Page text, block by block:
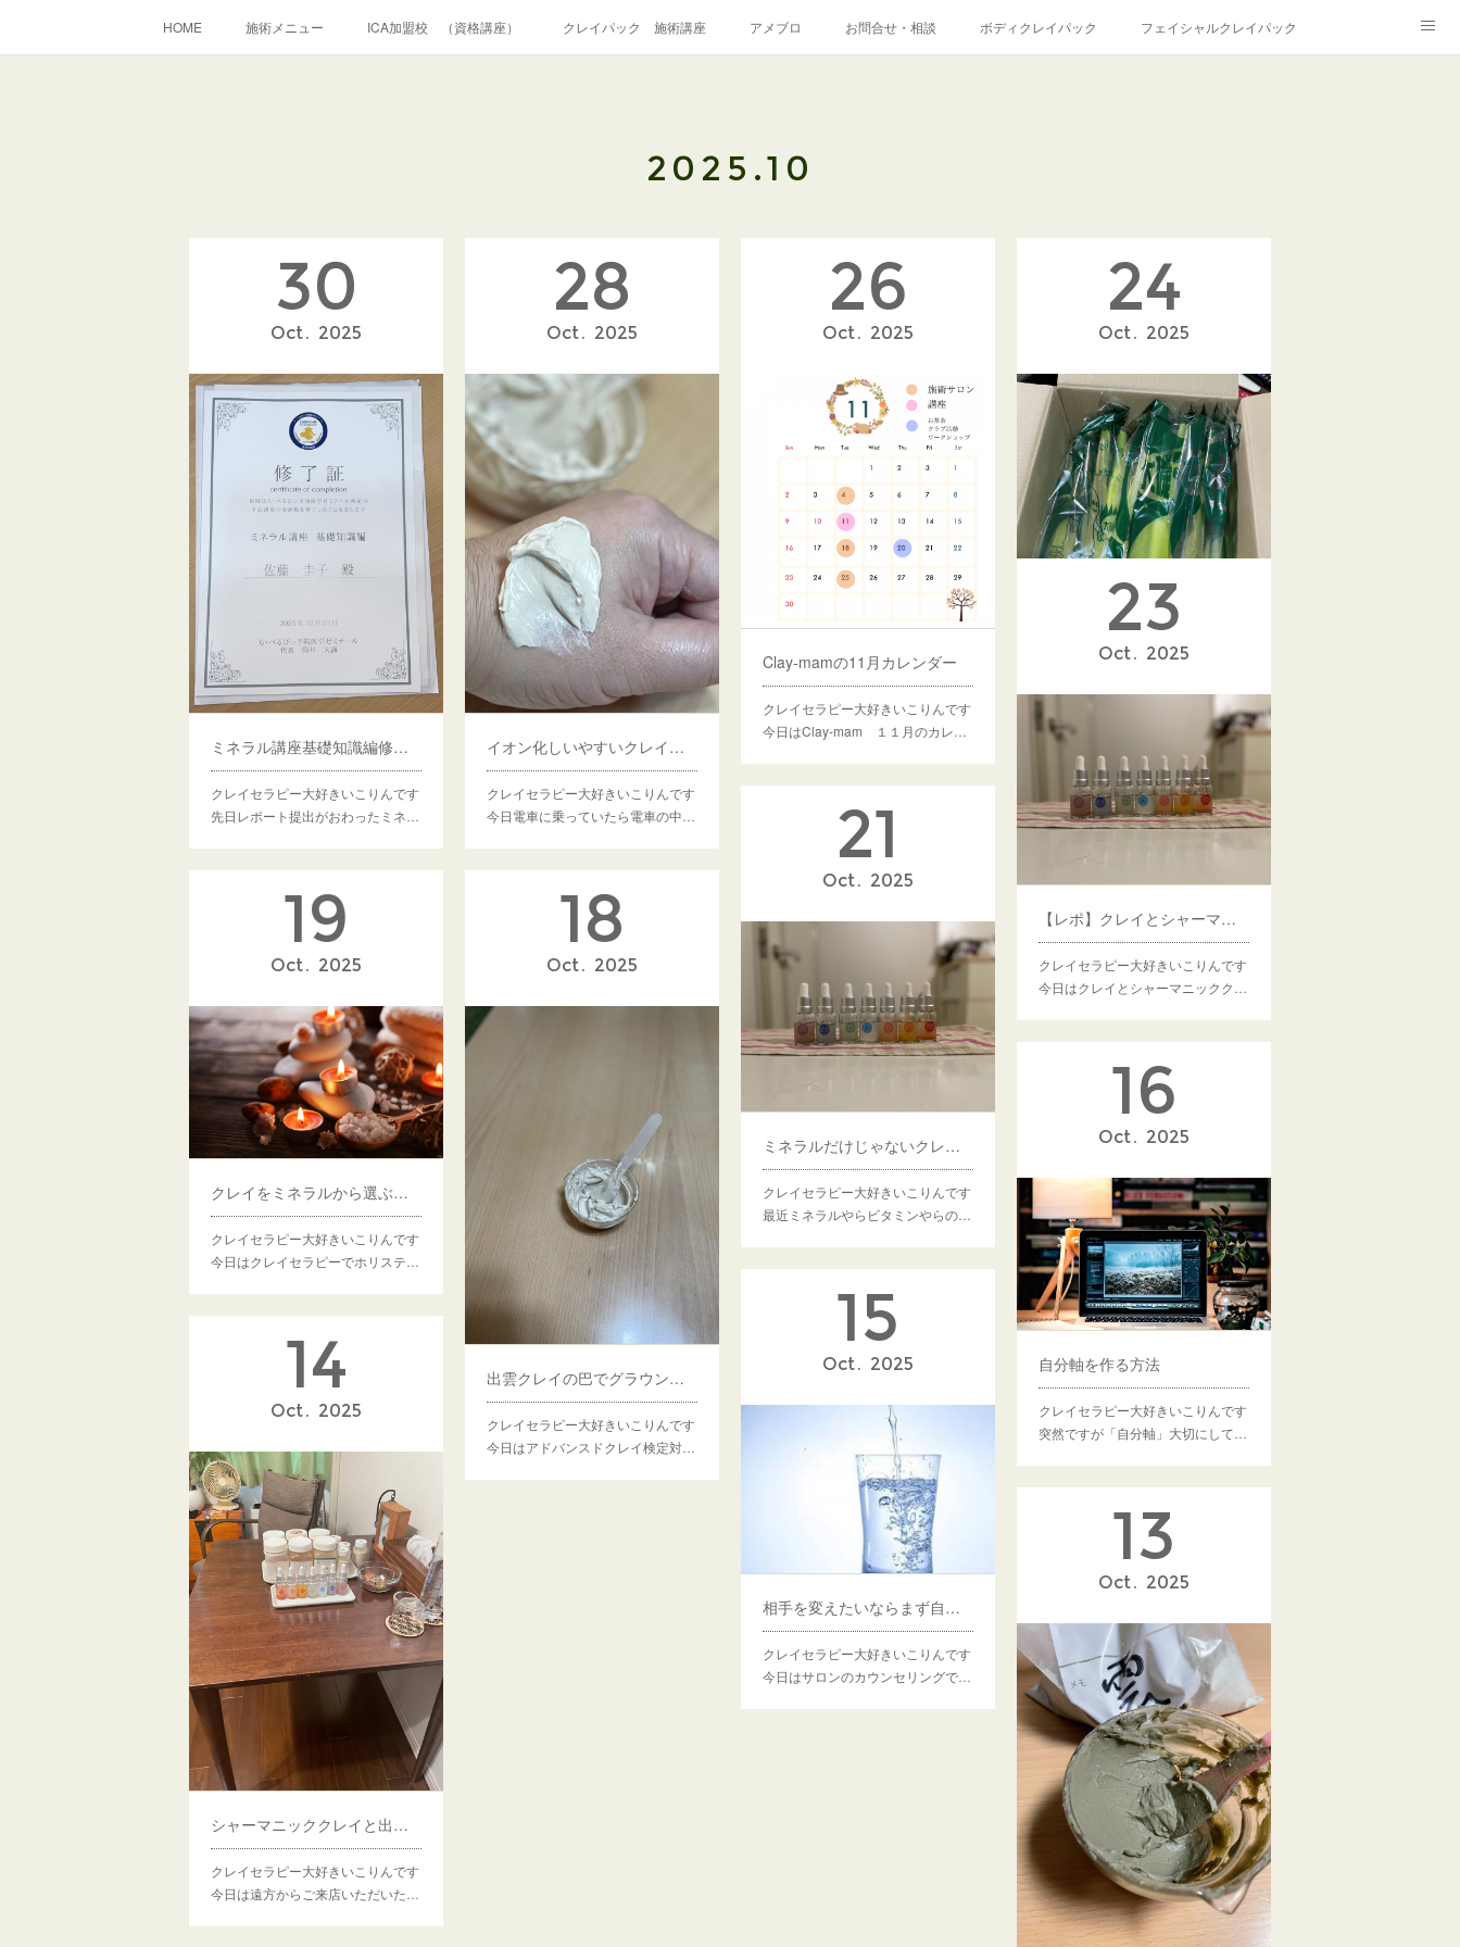
HOME 施術メニュー ICA加盟校 （資格講座） クレイパック 施術講座 アメブロ お問合せ・相談 ボディクレイパック フェイシャルクレイパック
2025 .10
30
Oct 2025
ミネラル講座基礎知識編修了証がとどきました
クレイセラピー大好きいこりんです
先日レポート提出がおわったミネ…
28
Oct 2025
イオン化しいやすいクレイのミネラル
クレイセラピー大好きいこりんです
今日電車に乗っていたら電車の中…
26
Oct 2025
Clay‐mamの11月カレンダー
クレイセラピー大好きいこりんです
今日はClay-mam １１月のカレ…
24
Oct 2025
マコモタケ最高！
クレイセラピー大好きいいこりんで
す先日TIKTOKを見ていたらマコ…
23
Oct 2025
【レポ】クレイとシャーマニッククレイの感じるワーク
クレイセラピー大好きいこりんです
今日はクレイとシャーマニックク…
21
Oct 2025
ミネラルだけじゃないクレイセラピーでチャクラ調整しましょう
クレイセラピー大好きいこりんです
最近ミネラルやらビタミンやらの…
19
Oct 2025
クレイをミネラルから選ぶために
クレイセラピー大好きいこりんです
今日はクレイセラピーでホリステ…
18
Oct 2025
出雲クレイの巴でグラウンディング
クレイセラピー大好きいこりんです
今日はアドバンスドクレイ検定対…
16
Oct 2025
自分軸を作る方法
クレイセラピー大好きいこりんです
突然ですが「自分軸」大切にして…
15
Oct 2025
相手を変えたいならまず自分から
クレイセラピー大好きいこりんです
今日はサロンのカウンセリングで…
14
Oct 2025
シャーマニッククレイと出雲クレイのコラボセッション
クレイセラピー大好きいこりんです
今日は遠方からご来店いただいた…
13
Oct 2025